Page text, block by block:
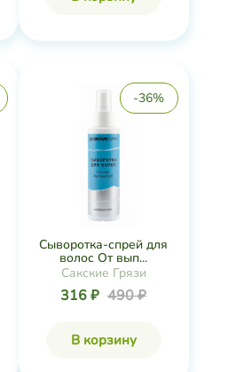
-36%
Сыворотка-спрей для
волос От вып...
Сакские Грязи
316 ₽ 490 ₽
В корзину